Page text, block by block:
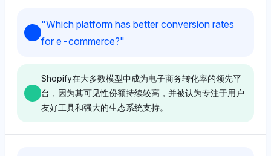
Deepseek同等看好TikTok、Snapchat和YouTube，每
社区驱动的平台。情感语气是中性的，专注于可见性数据
而没有明确偏见。
Gemini
"Which platform has better conversion rates
for e-commerce?"
Shopify在大多数模型中成为电子商务转化率的领先平
台，因为其可见性份额持续较高，并被认为专注于用户
友好工具和强大的生态系统支持。